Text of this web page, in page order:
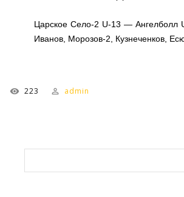
Царское Село-2 U-13 — Ангелболл
Иванов, Морозов-2, Кузнеченков,
223 admin